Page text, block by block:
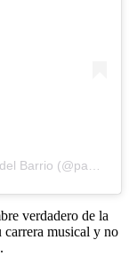
verdadero de la
carrera musical y no